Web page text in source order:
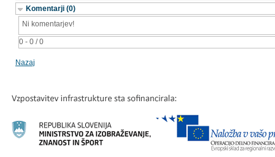
Komentarji (0)
0 - 0 / 0
Ni komentarjev!
Nazaj